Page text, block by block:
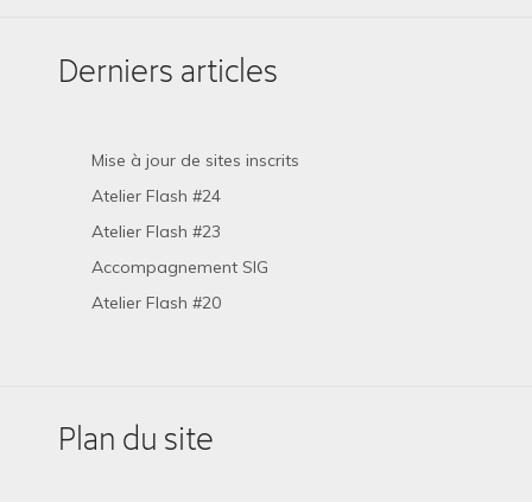
Derniers articles
Mise à jour de sites inscrits
Atelier Flash #24
Atelier Flash #23
Accompagnement SIG
Atelier Flash #20
Plan du site